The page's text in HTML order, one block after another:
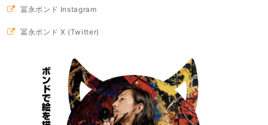
冨永ボンド Instagram
冨永ボンド X (Twitter)